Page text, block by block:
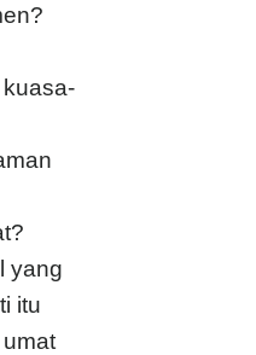
yang
itu